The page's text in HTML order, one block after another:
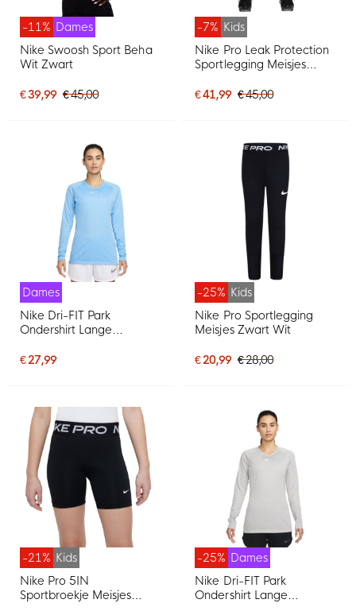
-11% Dames
Nike Swoosh Sport Beha
Wit Zwart
€ 39,99 € 45,00
-7% Kids
Nike Pro Leak Protection
Sportlegging Meisjes
€ 41,99 € 45,00
Dames
Nike Dri-FIT Park
Ondershirt Lange
Lichtblauw Wit
€ 27,99
-25% Kids
Nike Pro Sportlegging
Meisjes Zwart Wit
€ 20,99 € 28,00
-21% Kids
Nike Pro 5IN
Sportbroekje Meisjes
-25% Dames
Nike Dri-FIT Park
Ondershirt Lange